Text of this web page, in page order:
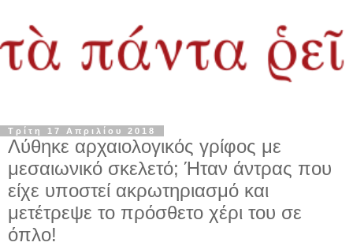
Τρίτη 17 Απριλίου 2018
Λύθηκε αρχαιολογικός γρίφος με
μεσαιωνικό σκελετό; Ήταν άντρας που
είχε υποστεί ακρωτηριασμό και
μετέτρεψε το πρόσθετο χέρι του σε
όπλο!